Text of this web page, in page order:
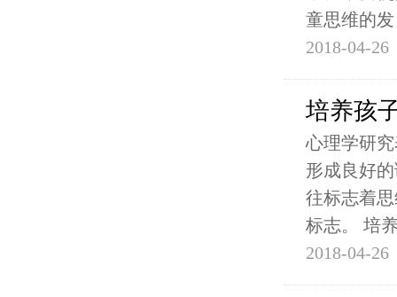
童思维的发
2018-04-26
培养孩
心理学研
形成良好
往标志着
标志。 培
2018-04-26